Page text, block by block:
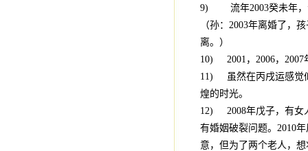
9) 流年2003癸未年，会
（孙：2003年离婚了，
离。）
10) 2001，2006，2007
11) 虽然在丙戌运感觉
煌的时光。
12) 2008年戊子，有女
有婚姻破裂问题。2010
意，但为了两个老人，